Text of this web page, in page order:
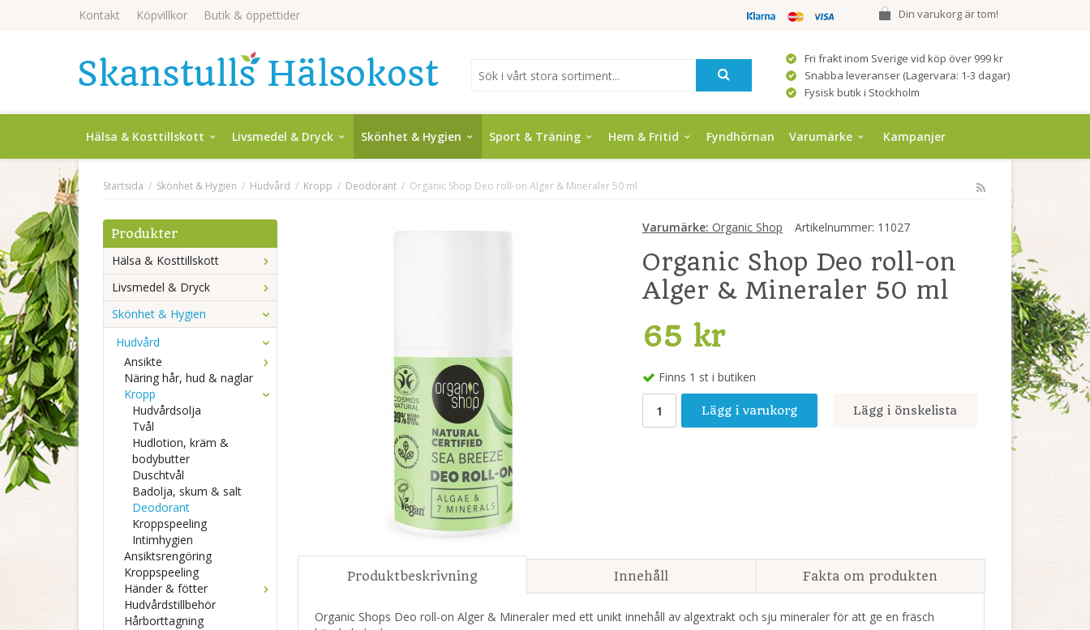
Kontakt Köpvillkor Butik & öppettider Din varukorg är tom!
Fri frakt inom Sverige vid köp över 999 kr
Snabba leveranser (Lagervara: 1-3 dagar)
Fysisk butik i Stockholm
Hälsa & Kosttillskott Livsmedel & Dryck Skönhet & Hygien Sport & Träning Hem & Fritid Fyndhörnan Varumärke Kampanjer
Startsida / Skönhet & Hygien / Hudvård / Kropp / Deodorant / Organic Shop Deo roll-on Alger & Mineraler 50 ml
Produkter
Hälsa & Kosttillskott
Livsmedel & Dryck
Skönhet & Hygien
Hudvård
Ansikte
Näring hår, hud & naglar
Kropp
Hudvårdsolja
Tvål
Hudlotion, kräm &
bodybutter
Duschtvål
Badolja, skum & salt
Deodorant
Kroppspeeling
Intimhygien
Ansiktsrengöring
Kroppspeeling
Händer & fötter
Hudvårdstillbehör
Hårborttagning
Varumärke: Organic Shop Artikelnummer: 11027
Organic Shop Deo roll-on
Alger & Mineraler 50 ml
65 kr
Finns 1 st i butiken
Lägg i varukorg Lägg i önskelista
Produktbeskrivning Innehåll Fakta om produkten
Organic Shops Deo roll-on Alger & Mineraler med ett unikt innehåll av algextrakt och sju mineraler för att ge en fräsch